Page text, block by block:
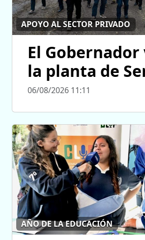
APOYO AL SECTOR PRIVADO
El
la planta de
06/08/2026 11:11
AÑO DE LA EDUCACIÓN